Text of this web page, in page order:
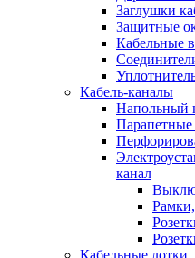
Заглушки
Защитные
Кабельные
Кабель-каналы
Напольный
Парапетные
канал
Кабельные лотки